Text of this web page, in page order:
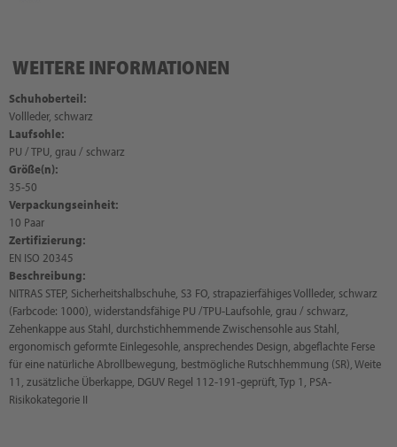
WEITERE INFORMATIONEN
Schuhoberteil:
Vollleder, schwarz
Laufsohle:
PU / TPU, grau / schwarz
Größe(n):
35-50
Verpackungseinheit:
10 Paar
Zertifizierung:
EN ISO 20345
Beschreibung:
NITRAS STEP, Sicherheitshalbschuhe, S3 FO, strapazierfähiges Vollleder, schwarz
(Farbcode: 1000), widerstandsfähige PU /TPU-Laufsohle, grau / schwarz,
Zehenkappe aus Stahl, durchstichhemmende Zwischensohle aus Stahl,
ergonomisch geformte Einlegesohle, ansprechendes Design, abgeflachte Ferse
für eine natürliche Abrollbewegung, bestmögliche Rutschhemmung (SR), Weite
11, zusätzliche Überkappe, DGUV Regel 112-191-geprüft, Typ 1, PSA-
Risikokategorie II